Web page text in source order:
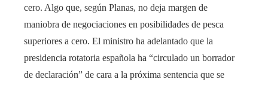
cero. Algo que, según Planas, no deja margen de
maniobra de negociaciones en posibilidades de pesca
superiores a cero. El ministro ha adelantado que la
presidencia rotatoria española ha “circulado un borrador
de declaración” de cara a la próxima sentencia que se